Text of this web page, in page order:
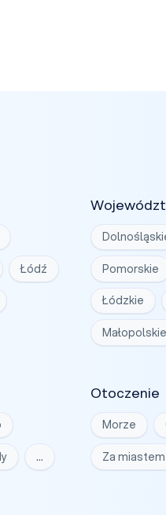
Łódź Pomorskie
Łódzkie
Małopolskie
…
Otoczenie
Morze
Za miastem